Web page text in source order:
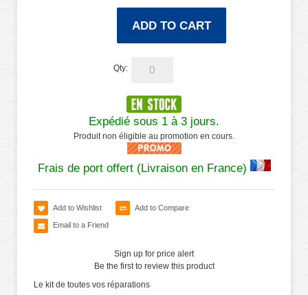
ADD TO CART
Qty:
Expédié sous 1 à 3 jours.
Produit non éligible au promotion en cours.
Frais de port offert (Livraison en France)
Add to Wishlist Add to Compare
Email to a Friend
Sign up for price alert
Be the first to review this product
Le kit de toutes vos réparations